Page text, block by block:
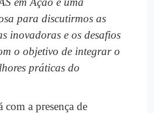
para discutirmos as
inovadoras e os desafios
o objetivo de integrar o
práticas do
com a presença de